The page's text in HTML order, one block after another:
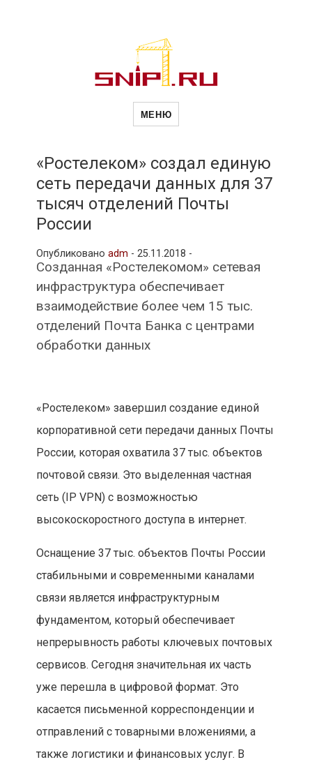
Новости
и
рубрики
МЕНЮ
«Ростелеком» создал единую
сеть передачи данных для 37
тысяч отделений Почты
России
Опубликовано adm - 25.11.2018 -
Cозданная «Ростелекомом» cетевая
инфраструктура обеспечивает
взаимодействие более чем 15 тыс.
отделений Почта Банка с центрами
обработки данных
«Ростелеком» завершил создание единой
корпоративной сети передачи данных Почты
России, которая охватила 37 тыс. объектов
почтовой связи. Это выделенная частная
сеть (IP VPN) с возможностью
высокоскоростного доступа в интернет.
Оснащение 37 тыс. объектов Почты России
стабильными и современными каналами
связи является инфраструктурным
фундаментом, который обеспечивает
непрерывность работы ключевых почтовых
сервисов. Сегодня значительная их часть
уже перешла в цифровой формат. Это
касается письменной корреспонденции и
отправлений с товарными вложениями, а
также логистики и финансовых услуг. В